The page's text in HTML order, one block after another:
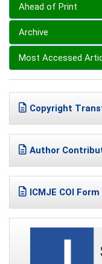
Ahead of Print
Archive
Most Accessed
Copyright
Author
ICMJE COI Form